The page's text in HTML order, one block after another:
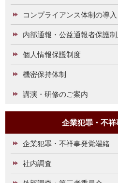
コンプライアンス体制の導
内部通報・公益通報者保護
個人情報保護制度
機密保持体制
講演・研修のご案内
企業犯罪・不
企業犯罪・不祥事発覚端緒
社内調査